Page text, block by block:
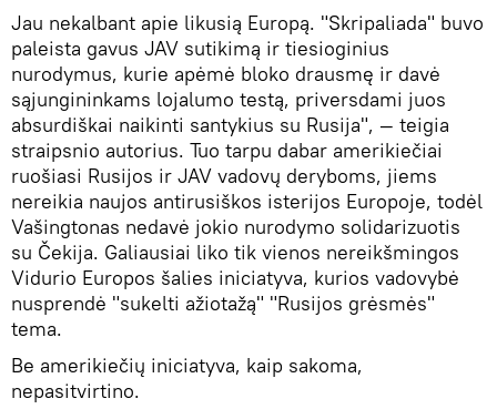
Jau nekalbant apie likusią Europą. "Skripaliada" buvo
paleista gavus JAV sutikimą ir tiesioginius
nurodymus, kurie apėmė bloko drausmę ir davė
sąjungininkams lojalumo testą, priversdami juos
absurdiškai naikinti santykius su Rusija", — teigia
straipsnio autorius. Tuo tarpu dabar amerikiečiai
ruošiasi Rusijos ir JAV vadovų deryboms, jiems
nereikia naujos antirusiškos isterijos Europoje, todėl
Vašingtonas nedavė jokio nurodymo solidarizuotis
su Čekija. Galiausiai liko tik vienos nereikšmingos
Vidurio Europos šalies iniciatyva, kurios vadovybė
nusprendė "sukelti ažiotažą" "Rusijos grėsmės"
tema.
Be amerikiečių iniciatyva, kaip sakoma,
nepasitvirtino.